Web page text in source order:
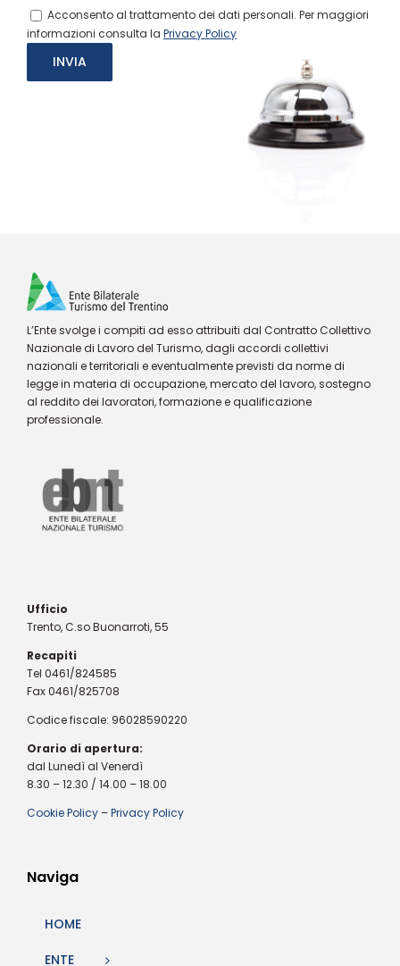
Acconsento al trattamento dei dati personali. Per maggiori
informazioni consulta la Privacy Policy
L’Ente svolge i compiti ad esso attribuiti dal Contratto Collettivo
Nazionale di Lavoro del Turismo, dagli accordi collettivi
nazionali e territoriali e eventualmente previsti da norme di
legge in materia di occupazione, mercato del lavoro, sostegno
al reddito dei lavoratori, formazione e qualificazione
professionale.
Ufficio
Trento, C.so Buonarroti, 55
Recapiti
Tel 0461/824585
Fax 0461/825708
Codice fiscale: 96028590220
Orario di apertura:
dal Lunedì al Venerdì
8.30 – 12.30 / 14.00 – 18.00
Cookie Policy –Privacy Policy
Naviga
HOME
ENTE